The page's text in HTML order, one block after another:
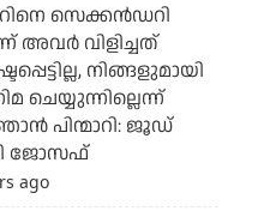
സെക്കന്‍ഡറി
അവര്‍ വിളിച്ചത്
നിങ്ങളുമായി
ചെയ്യുന്നില്ലെന്ന്
പിന്മാറി: ജൂഡ്
ജോസഫ്
ago